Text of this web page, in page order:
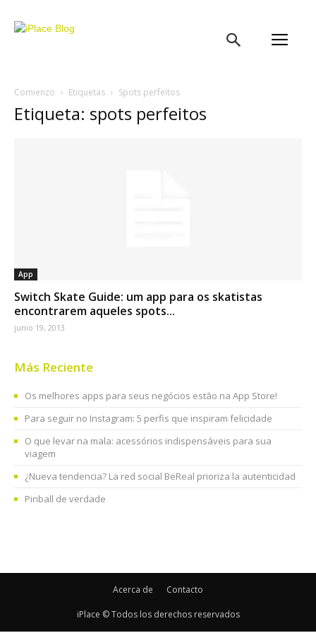
Comienzo Etiquetas Spots perfeitos
Etiqueta: spots perfeitos
App
Switch Skate Guide: um app para os skatistas
encontrarem aqueles spots...
junio 19, 2013
Más Reciente
Os melhores apps para seus negócios estão na App Store!
Para seguir no Instagram: 5 perfis que inspiram felicidade
O que levar na mala: acessórios indispensáveis para sua
viagem
¿Nueva tendencia? La red social BeReal prioriza la autenticidad
Pinball de verdade
Acerca de Contacto
iPlace © Todos los derechos reservados